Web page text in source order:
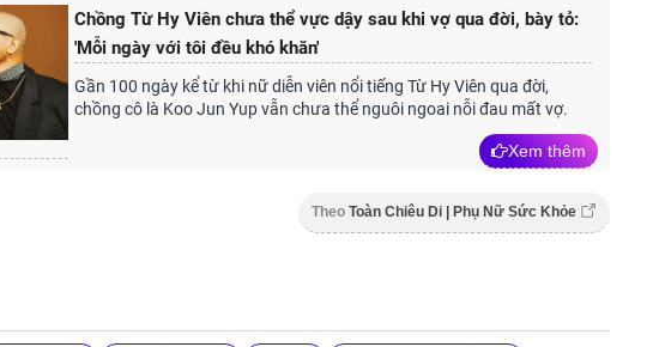
Chồng Từ Hy Viên chưa thể vực dậy sau khi vợ qua đời, bày tỏ:
'Mỗi ngày với tôi đều khó khăn'
Gần 100 ngày kể từ khi nữ diễn viên nổi tiếng Từ Hy Viên qua đời,
chồng cô là Koo Jun Yup vẫn chưa thể nguôi ngoai nỗi đau mất vợ.
Xem thêm
Theo Toàn Chiêu Di | Phụ Nữ Sức Khỏe